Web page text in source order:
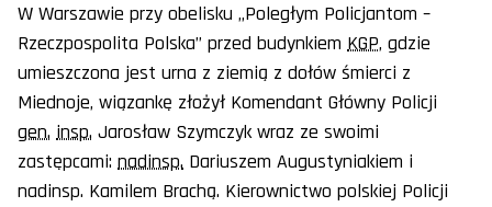
W Warszawie przy obelisku „Poległym Policjantom –
Rzeczpospolita Polska” przed budynkiem KGP, gdzie
umieszczona jest urna z ziemią z dołów śmierci z
Miednoje, wiązankę złożył Komendant Główny Policji
gen. insp. Jarosław Szymczyk wraz ze swoimi
zastępcami: nadinsp. Dariuszem Augustyniakiem i
nadinsp. Kamilem Brachą. Kierownictwo polskiej Policji